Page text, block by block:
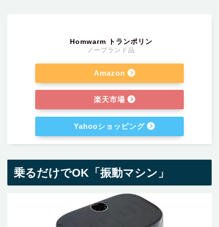
Homwarm トランポリン
ノーブランド品
Amazon
楽天市場
Yahooショッピング
乗るだけでOK「振動マシン」